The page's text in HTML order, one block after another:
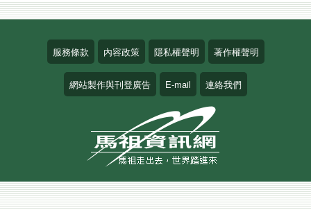
服務條款 內容政策 隱私權聲明 著作權聲明
網站製作與刊登廣告 E-mail 連絡我們